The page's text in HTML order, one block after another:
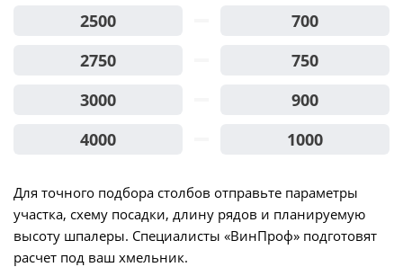
2500
700
2750
750
3000
900
4000
1000
Для точного подбора столбов отправьте параметры
участка, схему посадки, длину рядов и планируемую
высоту шпалеры. Специалисты «ВинПроф» подготовят
расчет под ваш хмельник.